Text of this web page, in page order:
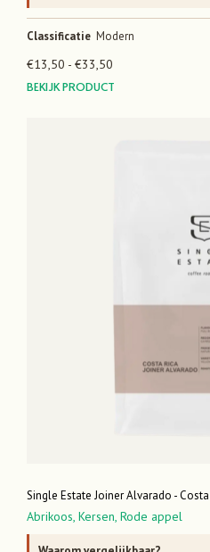
Classificatie Modern
€13,50 - €33,50
€13,50
BEKIJK PRODUCT
Single Estate Joiner Alvarado - Costa
Abrikoos, Kersen, Rode appel